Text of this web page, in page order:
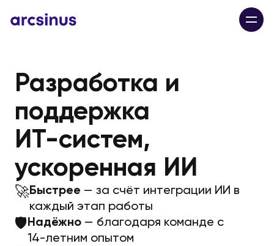
Разработка и
поддержка
ИТ-систем,
ускоренная ИИ
🚀Быстрее — за счёт интеграции ИИ в
каждый этап работы
🛡️ Надёжно — благодаря команде с
14-летним опытом